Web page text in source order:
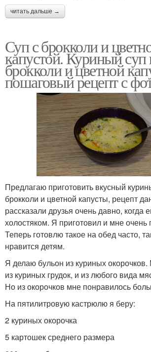
читать дальше →
Суп с брокколи и
капустой. Куриный суп
брокколи и цветной
пошаговый рецепт с
Предлагаю приготовить вкусный
брокколи и цветной капусты, рецепт
рассказали друзья очень давно, когда
холостяком. Я приготовил и мне очень
Теперь готовлю такое на обед часто,
нравится детям.
Я делаю бульон из куриных
из куриных грудок, и из любого вида
Но из окорочков мне понравилось
На пятилитровую кастрюлю я беру:
2 куриных окорочка
5 картошек среднего размера